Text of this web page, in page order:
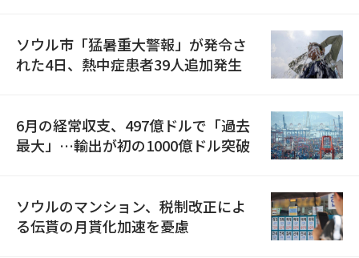
ソウル市「猛暑重大警報」が発令さ
れた4日、熱中症患者39人追加発生
6月の経常収支、497億ドルで「過去
最大」…輸出が初の1000億ドル突破
ソウルのマンション、税制改正によ
る伝貰の月貰化加速を憂慮